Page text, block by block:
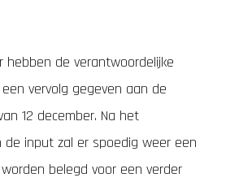
hebben de verantwoordelijke
vervolg gegeven aan de
12 december. Na het
de input zal er spoedig weer een
belegd voor een verder